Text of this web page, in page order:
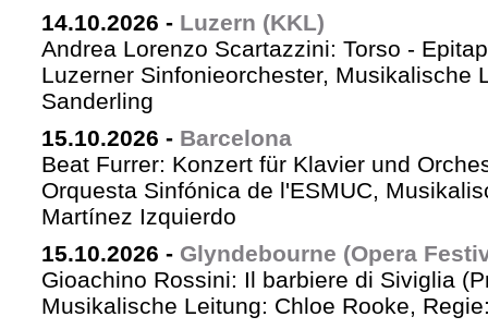
14.10.2026 - Luzern (KKL)
Andrea Lorenzo Scartazzini: Torso -
Luzerner Sinfonieorchester, Musikalische
Sanderling
15.10.2026 - Barcelona
Beat Furrer: Konzert für Klavier und
Orquesta Sinfónica de l'ESMUC,
Martínez Izquierdo
15.10.2026 - Glyndebourne (Opera
Gioachino Rossini: Il barbiere di Siviglia
Musikalische Leitung: Chloe Rooke,